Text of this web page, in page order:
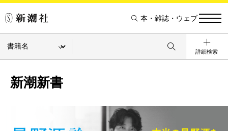
本・雑誌・ウェブ
詳細検索
新潮新書